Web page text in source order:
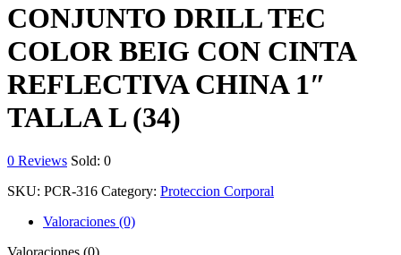
CONJUNTO DRILL TEC
COLOR BEIG CON CINTA
REFLECTIVA CHINA 1″
TALLA L (34)
0 Reviews Sold: 0
SKU: PCR-316 Category: Proteccion Corporal
Valoraciones (0)